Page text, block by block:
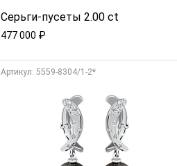
Серьги-пусеты 2.00 ct
477 000 ₽
Aртикул: 5559-8304/1-2*